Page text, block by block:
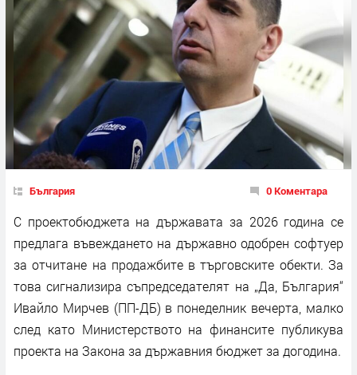
България 0 Коментара
С проектобюджета на държавата за 2026 година се
предлага въвеждането на държавно одобрен софтуер
за отчитане на продажбите в търговските обекти. За
това сигнализира съпредседателят на „Да, България“
Ивайло Мирчев (ПП-ДБ) в понеделник вечерта, малко
след като Министерството на финансите публикува
проекта на Закона за държавния бюджет за догодина.